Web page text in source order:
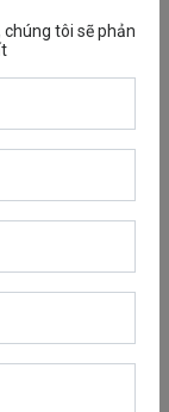
tôi sẽ phản
nhà
chúng tôi còn
Dyson